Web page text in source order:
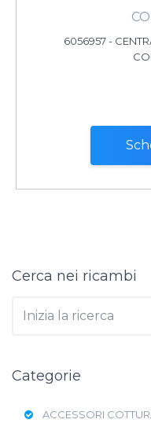
6056957 -
Cerca nei ricambi
Categorie
ACCESSORI